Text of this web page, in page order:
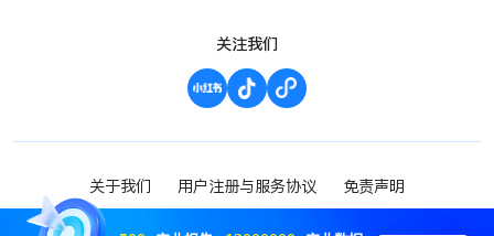
关注我们
关于我们 用户注册与服务协议 免责声明